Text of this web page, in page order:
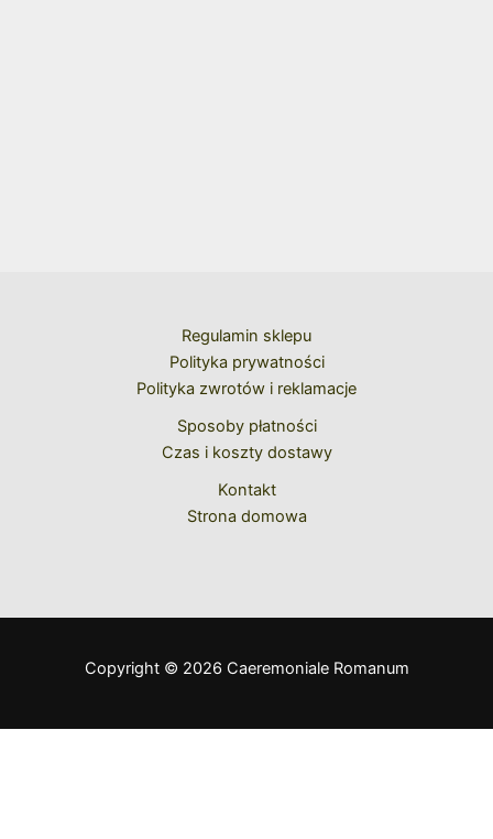
Regulamin sklepu
Polityka prywatności
Polityka zwrotów i reklamacje
Sposoby płatności
Czas i koszty dostawy
Kontakt
Strona domowa
Copyright © 2026 Caeremoniale Romanum